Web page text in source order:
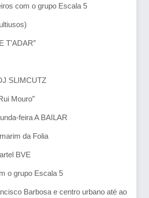
com o grupo Escala 5
T’ADAR”
SLIMCUTZ
Mouro”
feira A BAILAR
da Folia
BVE
o grupo Escala 5
Barbosa e centro urbano até ao